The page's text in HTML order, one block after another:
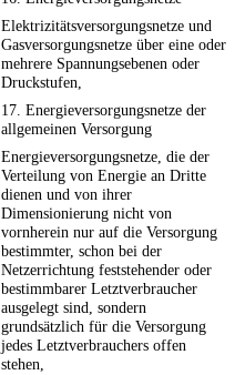
Elektrizitätsversorgungsnetze und
Gasversorgungsnetze über eine oder
mehrere Spannungsebenen oder
Druckstufen,
17. Energieversorgungsnetze der
allgemeinen Versorgung
Energieversorgungsnetze, die der
Verteilung von Energie an Dritte
dienen und von ihrer
Dimensionierung nicht von
vornherein nur auf die Versorgung
bestimmter, schon bei der
Netzerrichtung feststehender oder
bestimmbarer Letztverbraucher
ausgelegt sind, sondern
grundsätzlich für die Versorgung
jedes Letztverbrauchers offen
stehen,